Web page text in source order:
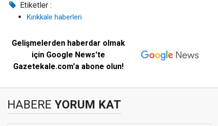
Etiketler :
Kırıkkale haberleri
Gelişmelerden haberdar olmak
için Google News'te
Gazetekale.com'a abone olun!
HABERE YORUM KAT